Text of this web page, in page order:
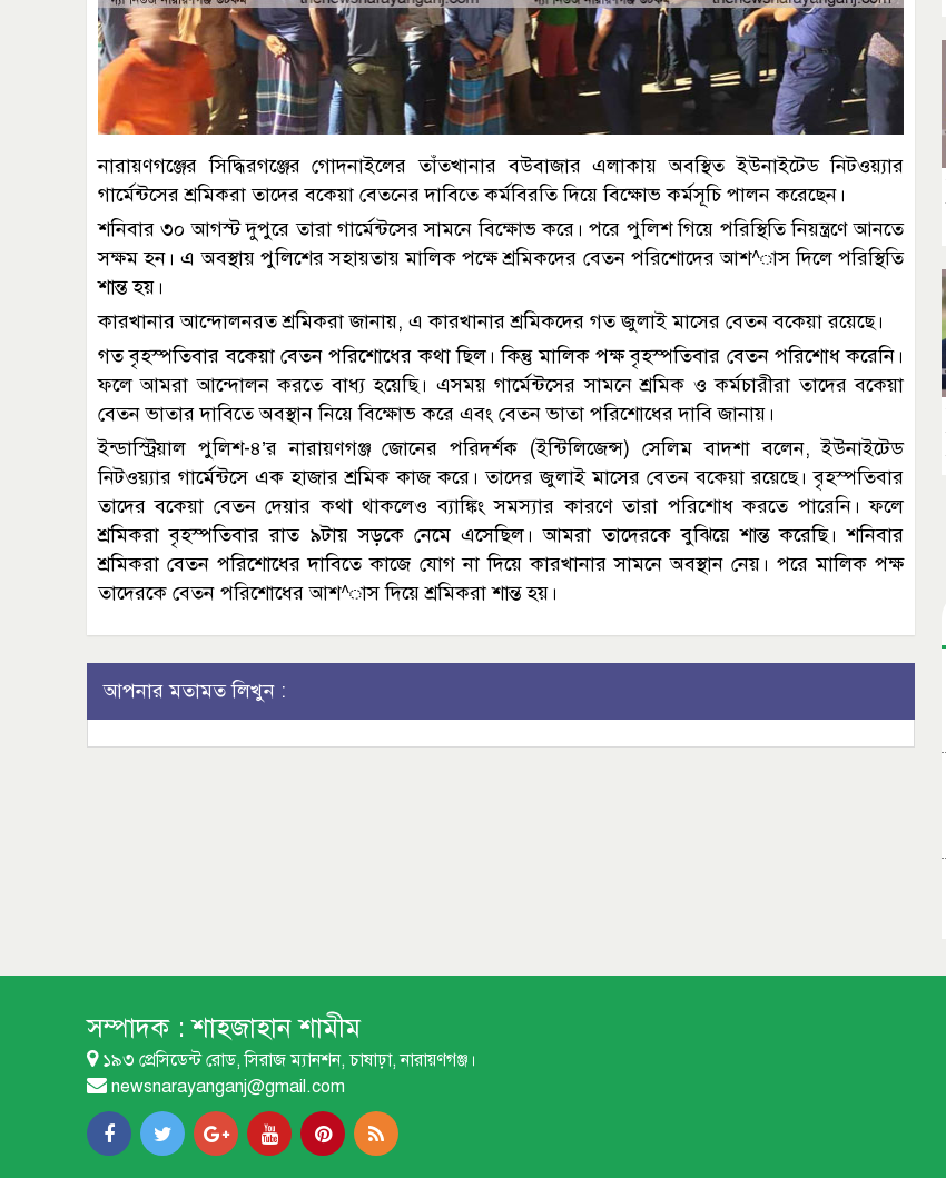
নারায়ণগঞ্জের সিদ্ধিরগঞ্জের গোদনাইলের তাঁতখানার বউবাজার এলাকায় অবস্থিত ইউনাইটেড নিটওয়্যার
গার্মেন্টসের শ্রমিকরা তাদের বকেয়া বেতনের দাবিতে কর্মবিরতি দিয়ে বিক্ষোভ কর্মসূচি পালন করেছেন।
শনিবার ৩০ আগস্ট দুপুরে তারা গার্মেন্টসের সামনে বিক্ষোভ করে। পরে পুলিশ গিয়ে পরিস্থিতি নিয়ন্ত্রণে আনতে
সক্ষম হন। এ অবস্থায় পুলিশের সহায়তায় মালিক পক্ষে শ্রমিকদের বেতন পরিশোদের আশ^াস দিলে পরিস্থিতি
শান্ত হয়।
কারখানার আন্দোলনরত শ্রমিকরা জানায়, এ কারখানার শ্রমিকদের গত জুলাই মাসের বেতন বকেয়া রয়েছে।
গত বৃহস্পতিবার বকেয়া বেতন পরিশোধের কথা ছিল। কিন্তু মালিক পক্ষ বৃহস্পতিবার বেতন পরিশোধ করেনি।
ফলে আমরা আন্দোলন করতে বাধ্য হয়েছি। এসময় গার্মেন্টসের সামনে শ্রমিক ও কর্মচারীরা তাদের বকেয়া
বেতন ভাতার দাবিতে অবস্থান নিয়ে বিক্ষোভ করে এবং বেতন ভাতা পরিশোধের দাবি জানায়।
ইন্ডাস্ট্রিয়াল পুলিশ-৪’র নারায়ণগঞ্জ জোনের পরিদর্শক (ইন্টিলিজেন্স) সেলিম বাদশা বলেন, ইউনাইটেড
নিটওয়্যার গার্মেন্টসে এক হাজার শ্রমিক কাজ করে। তাদের জুলাই মাসের বেতন বকেয়া রয়েছে। বৃহস্পতিবার
তাদের বকেয়া বেতন দেয়ার কথা থাকলেও ব্যাঙ্কিং সমস্যার কারণে তারা পরিশোধ করতে পারেনি। ফলে
শ্রমিকরা বৃহস্পতিবার রাত ৯টায় সড়কে নেমে এসেছিল। আমরা তাদেরকে বুঝিয়ে শান্ত করেছি। শনিবার
শ্রমিকরা বেতন পরিশোধের দাবিতে কাজে যোগ না দিয়ে কারখানার সামনে অবস্থান নেয়। পরে মালিক পক্ষ
তাদেরকে বেতন পরিশোধের আশ^াস দিয়ে শ্রমিকরা শান্ত হয়।
আপনার মতামত লিখুন :
সম্পাদক :শাহজাহান শামীম
১৯৩ প্রেসিডেন্ট রোড, সিরাজ ম্যানশন, চাষাঢ়া, নারায়ণগঞ্জ।
newsnarayanganj@gmail.com